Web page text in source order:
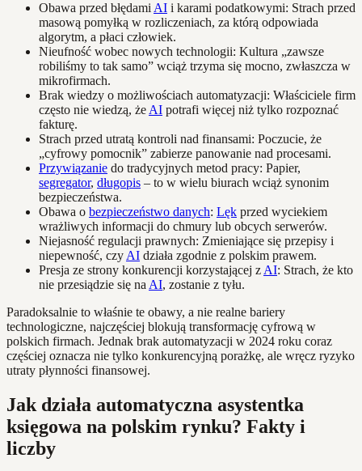
Obawa przed błędami AI i karami podatkowymi: Strach przed
masową pomyłką w rozliczeniach, za którą odpowiada
algorytm, a płaci człowiek.
Nieufność wobec nowych technologii: Kultura „zawsze
robiliśmy to tak samo” wciąż trzyma się mocno, zwłaszcza w
mikrofirmach.
Brak wiedzy o możliwościach automatyzacji: Właściciele firm
często nie wiedzą, że AI potrafi więcej niż tylko rozpoznać
fakturę.
Strach przed utratą kontroli nad finansami: Poczucie, że
„cyfrowy pomocnik” zabierze panowanie nad procesami.
Przywiązanie do tradycyjnych metod pracy: Papier,
segregator, długopis – to w wielu biurach wciąż synonim
bezpieczeństwa.
Obawa o bezpieczeństwo danych: Lęk przed wyciekiem
wrażliwych informacji do chmury lub obcych serwerów.
Niejasność regulacji prawnych: Zmieniające się przepisy i
niepewność, czy AI działa zgodnie z polskim prawem.
Presja ze strony konkurencji korzystającej z AI: Strach, że kto
nie przesiądzie się na AI, zostanie z tyłu.
Paradoksalnie to właśnie te obawy, a nie realne bariery
technologiczne, najczęściej blokują transformację cyfrową w
polskich firmach. Jednak brak automatyzacji w 2024 roku coraz
częściej oznacza nie tylko konkurencyjną porażkę, ale wręcz ryzyko
utraty płynności finansowej.
Jak działa automatyczna asystentka
księgowa na polskim rynku? Fakty i
liczby